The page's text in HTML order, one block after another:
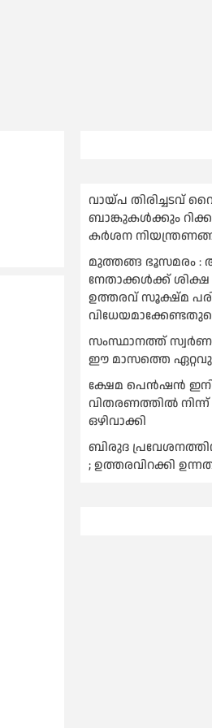
വായ്പ തിരിച്ചടവ്
ബാങ്കുകള്‍ക്കും
കര്‍ശന
മുത്തങ്ങ ഭൂസമരം :
നേതാക്കള്‍ക്ക് ശിക്ഷ
ഉത്തരവ് സൂക്ഷ്മ
സംസ്ഥാനത്ത്
ഈ മാസത്തെ
ക്ഷേമ പെൻഷൻ ഇനി
വിതരണത്തില്‍
ഒഴിവാക്കി
ബിരുദ
; ഉത്തരവിറക്കി